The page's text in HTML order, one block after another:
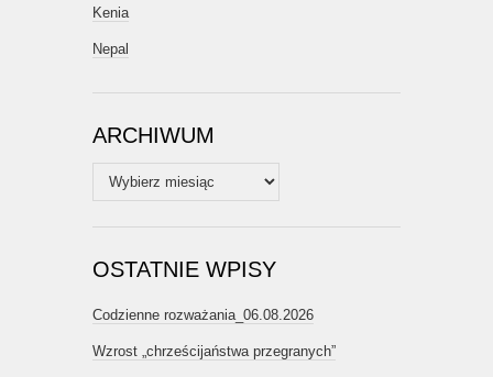
Kenia
Nepal
ARCHIWUM
Archiwum
OSTATNIE WPISY
Codzienne rozważania_06.08.2026
Wzrost „chrześcijaństwa przegranych”